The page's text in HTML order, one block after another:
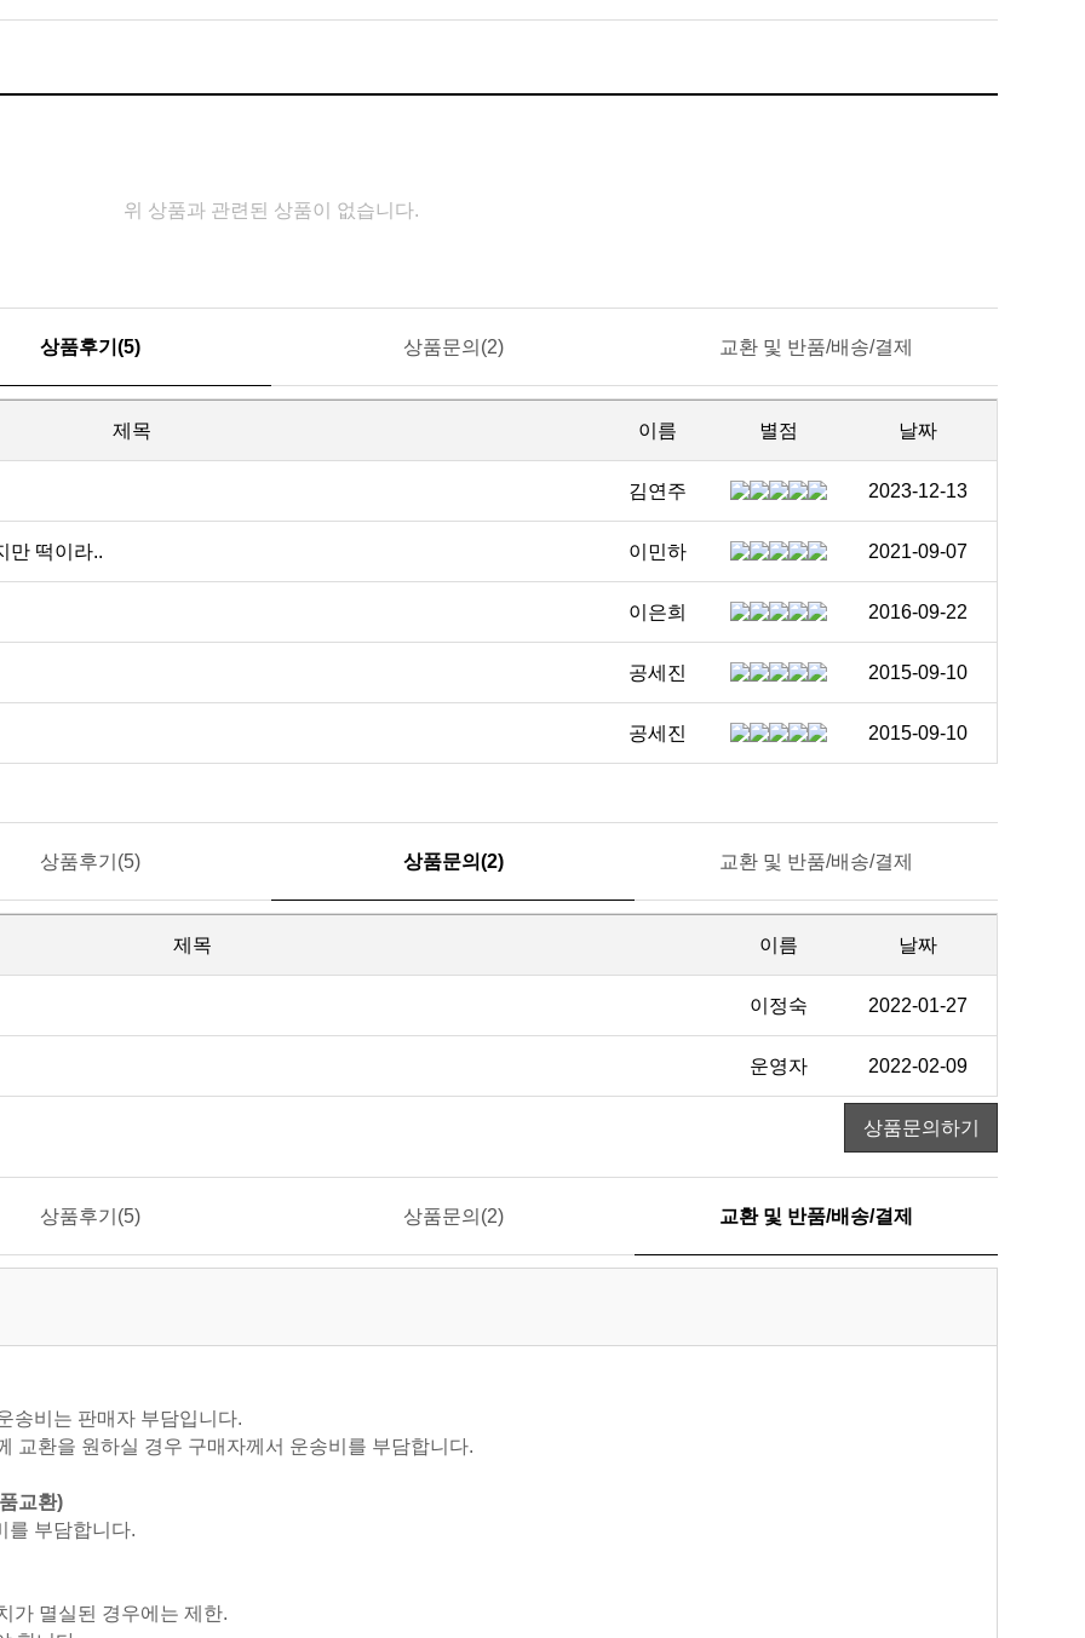
위 상품과 관련된 상품이 없습니다.
상품후기(5) 상품문의(2) 교환 및 반품/배송/결제
제목 이름 별점 날짜
김연주 2023-12-13
만 떡이라.. 이민하 2021-09-07
이은희 2016-09-22
공세진 2015-09-10
공세진 2015-09-10
상품후기(5) 상품문의(2) 교환 및 반품/배송/결제
제목 이름 날짜
이정숙 2022-01-27
운영자 2022-02-09
상품문의하기
상품후기(5) 상품문의(2) 교환 및 반품/배송/결제
송비는 판매자 부담입니다.
교환을 원하실 경우 구매자께서 운송비를 부담합니다.
교환)
를 부담합니다.
가 멸실된 경우에는 제한.